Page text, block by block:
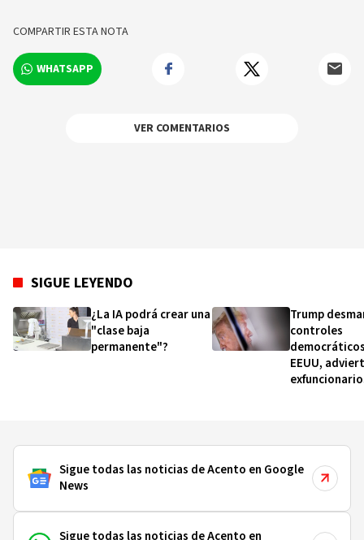
COMPARTIR ESTA NOTA
WHATSAPP
VER COMENTARIOS
SIGUE LEYENDO
¿La IA podrá crear una
"clase baja
permanente"?
Trump
controles
EEUU,
Sigue todas las noticias de Acento en Google
News
Sigue todas las noticias de Acento en